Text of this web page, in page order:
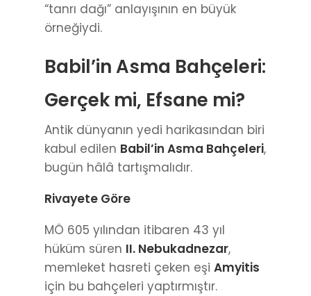
“tanrı dağı” anlayışının en büyük
örneğiydi.
Babil’in Asma Bahçeleri:
Gerçek mi, Efsane mi?
Antik dünyanın yedi harikasından biri
kabul edilen Babil’in Asma Bahçeleri,
bugün hâlâ tartışmalıdır.
Rivayete Göre
MÖ 605 yılından itibaren 43 yıl
hüküm süren II. Nebukadnezar,
memleket hasreti çeken eşi Amyitis
için bu bahçeleri yaptırmıştır.